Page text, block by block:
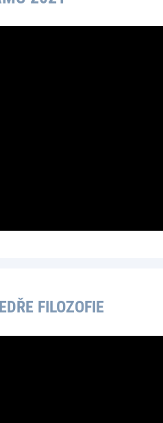
FILOZOFIE